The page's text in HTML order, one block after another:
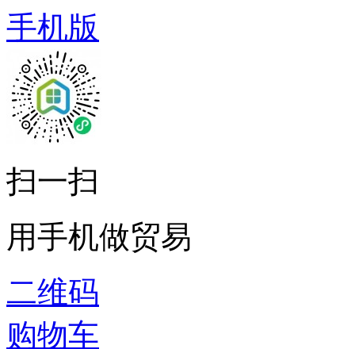
手机版
扫一扫
用手机做贸易
二维码
购物车